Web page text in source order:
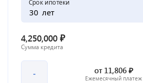
Срок ипотеки
лет
4,250,000 ₽
Сумма кредита
- от 11,806 ₽
Ежемесячный платеж